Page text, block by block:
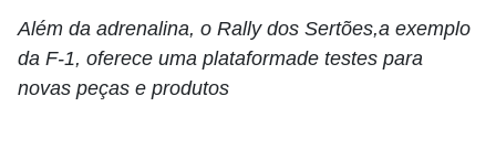
Além da adrenalina, o Rally dos Sertões,a exemplo
da F-1, oferece uma plataformade testes para
novas peças e produtos